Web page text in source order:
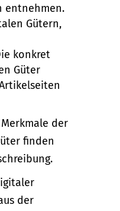
entnehmen.
Gütern,
konkret
Güter
der
finden
der